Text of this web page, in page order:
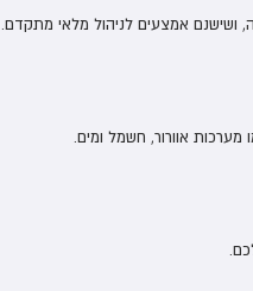
ושישנם אמצעים לניהול מלאי מתקדם.
אוורור, חשמל ומים.